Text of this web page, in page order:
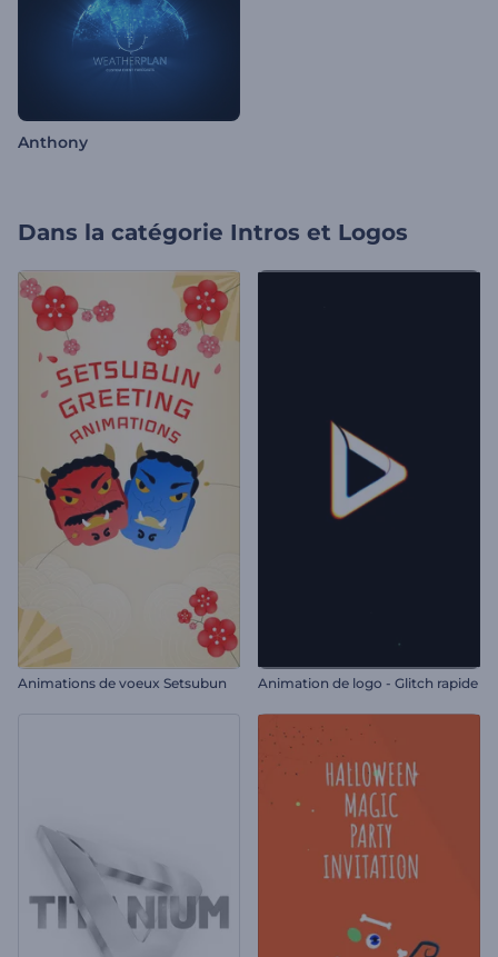
Anthony
Dans la catégorie Intros et Logos
Animations de voeux Setsubun Animation de logo - Glitch rapide